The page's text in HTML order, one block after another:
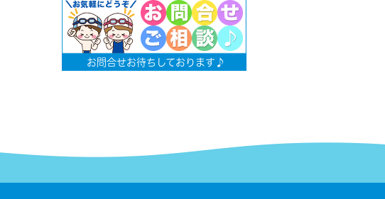
お問合せお待ちしております♪